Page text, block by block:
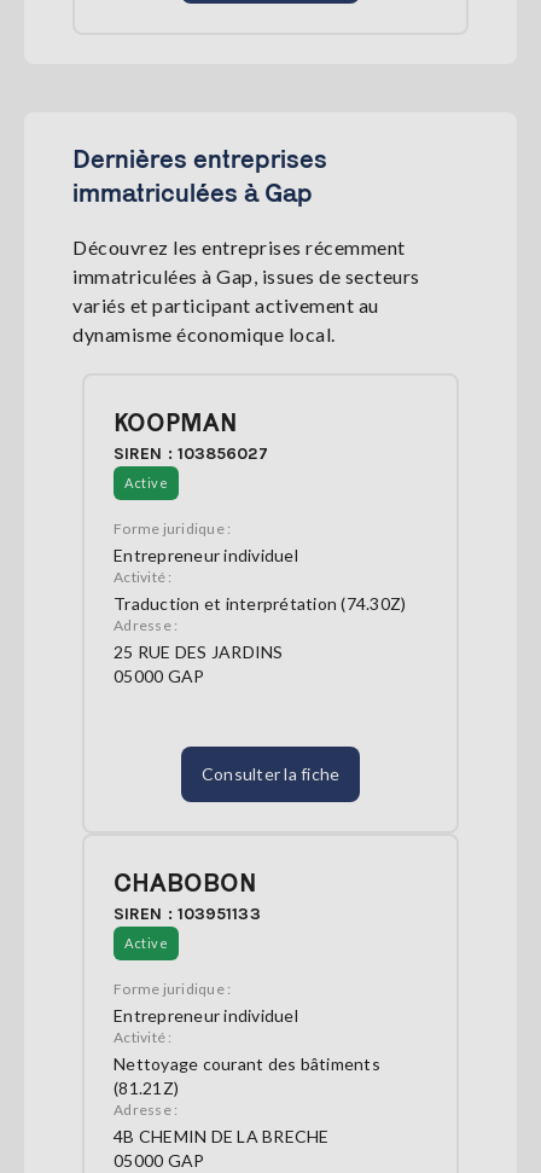
Dernières entreprises
immatriculées à Gap
Découvrez les entreprises récemment
immatriculées à Gap, issues de secteurs
variés et participant activement au
dynamisme économique local.
KOOPMAN
SIREN : 103856027
Active
Forme juridique :
Entrepreneur individuel
Activité :
Traduction et interprétation (74.30Z)
Adresse :
25 RUE DES JARDINS
05000 GAP
Consulter la fiche
CHABOBON
SIREN : 103951133
Active
Forme juridique :
Entrepreneur individuel
Activité :
Nettoyage courant des bâtiments
(81.21Z)
Adresse :
4B CHEMIN DE LA BRECHE
05000 GAP